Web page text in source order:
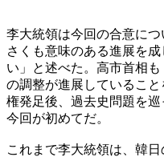
李大統領は今回の合意に
さくも意味のある進展を
い」と述べた。高市首相
の調整が進展しているこ
権発足後、過去史問題を
今回が初めてだ。
これまで李大統領は、韓